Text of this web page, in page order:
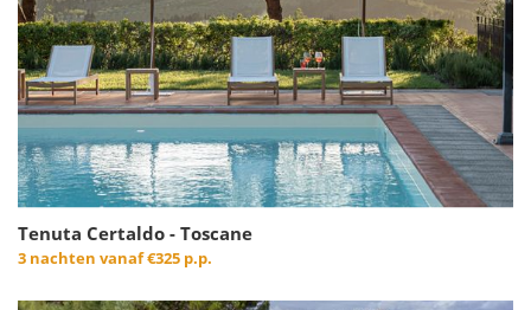
Tenuta Certaldo - Toscane
3 nachten vanaf€325 p.p.